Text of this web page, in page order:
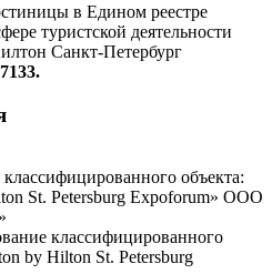
в Едином реестре
туристской деятельности
Санкт-Петербург
объекта:
St. Petersburg Expoforum» ООО
классифицированного
by Hilton St. Petersburg